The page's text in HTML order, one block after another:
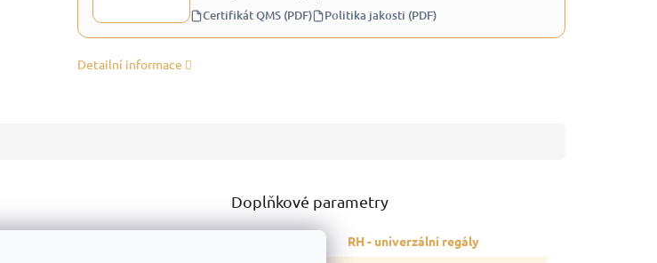
Certifikát QMS (PDF) Politika jakosti (PDF)
Detailní informace
Doplňkové parametry
RH - univerzální regály